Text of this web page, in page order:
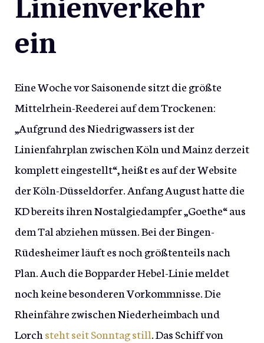
Linienverkehr
ein
Eine Woche vor Saisonende sitzt die größte
Mittelrhein-Reederei auf dem Trockenen:
„Aufgrund des Niedrigwassers ist der
Linienfahrplan zwischen Köln und Mainz derzeit
komplett eingestellt“, heißt es auf der Website
der Köln-Düsseldorfer. Anfang August hatte die
KD bereits ihren Nostalgiedampfer „Goethe“ aus
dem Tal abziehen müssen. Bei der Bingen-
Rüdesheimer läuft es noch größtenteils nach
Plan. Auch die Bopparder Hebel-Linie meldet
noch keine besonderen Vorkommnisse. Die
Rheinfähre zwischen Niederheimbach und
Lorch steht seit Sonntag still. Das Schiff von